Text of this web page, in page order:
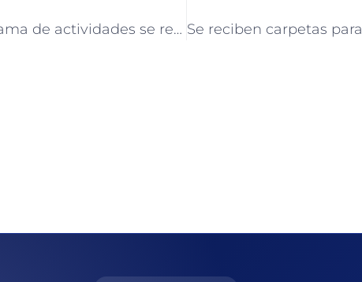
Con un programa de actividades se realizará la edición 2024 de “Albores del Vino”